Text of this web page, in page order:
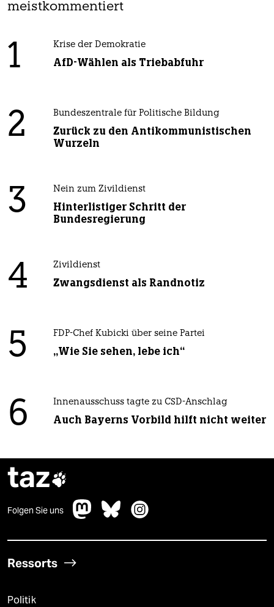
meistkommentiert
1 Krise der Demokratie
AfD-Wählen als Triebabfuhr
2 Bundeszentrale für Politische Bildung
Zurück zu den Antikommunistischen
Wurzeln
3 Nein zum Zivildienst
Hinterlistiger Schritt der
Bundesregierung
4 Zivildienst
Zwangsdienst als Randnotiz
5 FDP-Chef Kubicki über seine Partei
„Wie Sie sehen, lebe ich“
6 Innenausschuss tagte zu CSD-Anschlag
Auch Bayerns Vorbild hilft nicht weiter
taz
Folgen Sie uns
Ressorts
Politik